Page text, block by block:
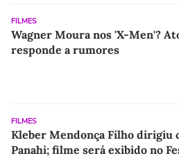
FILMES
Wagner Moura nos 'X-Men'?
responde a rumores
FILMES
Kleber Mendonça Filho dirigiu
Panahi; filme será exibido no